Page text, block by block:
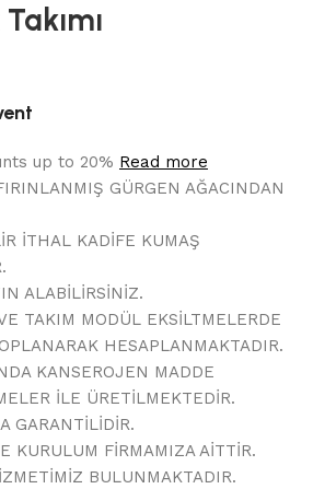
up to 20% Read more
GÜRGEN AĞACINDAN
İTHAL KADİFE KUMAŞ
ALABİLİRSİNİZ.
TAKIM MODÜL EKSİLTMELERDE
HESAPLANMAKTADIR.
KANSEROJEN MADDE
İLE ÜRETİLMEKTEDİR.
GARANTİLİDİR.
KURULUM FİRMAMIZA AİTTİR.
BULUNMAKTADIR.